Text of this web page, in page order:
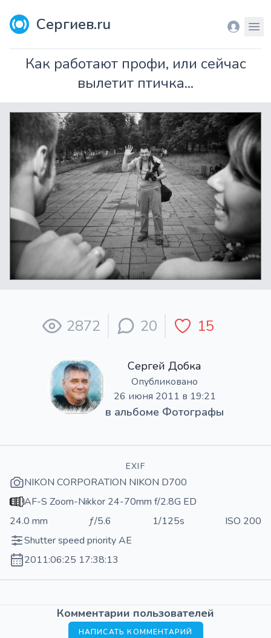
Сергиев.ru Вход
Как работают профи, или сейчас
вылетит птичка...
2872 20 15
Сергей Добка
Опубликовано
26 июня 2011 в 19:21
в альбоме Фотографы
EXIF
NIKON CORPORATION NIKON D700
AF-S Zoom-Nikkor 24-70mm f/2.8G ED
24.0 mm
ƒ/5.6 1/125s
ISO 200
Shutter speed priority AE
2011:06:25 17:38:13
Комментарии пользователей
НАПИСАТЬ КОММЕНТАРИЙ